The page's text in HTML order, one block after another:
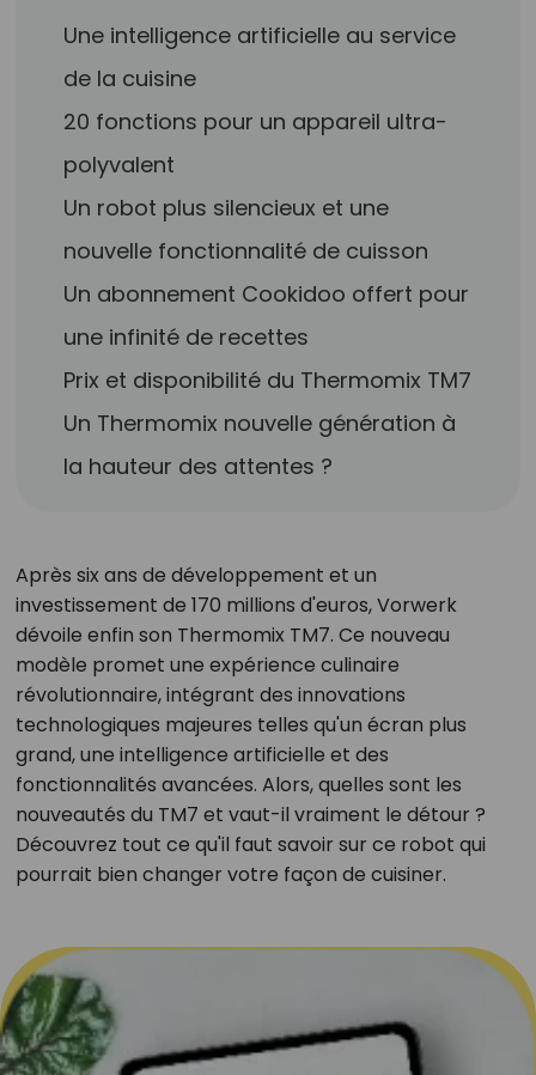
Une intelligence artificielle au service
de la cuisine
20 fonctions pour un appareil ultra-
polyvalent
Un robot plus silencieux et une
nouvelle fonctionnalité de cuisson
Un abonnement Cookidoo offert pour
une infinité de recettes
Prix et disponibilité du Thermomix TM7
Un Thermomix nouvelle génération à
la hauteur des attentes ?
Après six ans de développement et un
investissement de 170 millions d'euros, Vorwerk
dévoile enfin son Thermomix TM7. Ce nouveau
modèle promet une expérience culinaire
révolutionnaire, intégrant des innovations
technologiques majeures telles qu'un écran plus
grand, une intelligence artificielle et des
fonctionnalités avancées. Alors, quelles sont les
nouveautés du TM7 et vaut-il vraiment le détour ?
Découvrez tout ce qu'il faut savoir sur ce robot qui
pourrait bien changer votre façon de cuisiner.